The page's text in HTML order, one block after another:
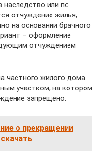
наследство или по
отчуждение жилья,
на основании брачного
– оформление
отчуждением
частного жилого дома
участком, на котором
запрещено.
о прекращении